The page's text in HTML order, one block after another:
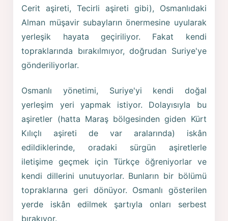
Cerit aşireti, Tecirli aşireti gibi), Osmanlıdaki
Alman müşavir subayların önermesine uyularak
yerleşik hayata geçiriliyor. Fakat kendi
topraklarında bırakılmıyor, doğrudan Suriye'ye
gönderiliyorlar.
Osmanlı yönetimi, Suriye'yi kendi doğal
yerleşim yeri yapmak istiyor. Dolayısıyla bu
aşiretler (hatta Maraş bölgesinden giden Kürt
Kılıçlı aşireti de var aralarında) iskân
edildiklerinde, oradaki sürgün aşiretlerle
iletişime geçmek için Türkçe öğreniyorlar ve
kendi dillerini unutuyorlar. Bunların bir bölümü
topraklarına geri dönüyor. Osmanlı gösterilen
yerde iskân edilmek şartıyla onları serbest
bırakıyor.